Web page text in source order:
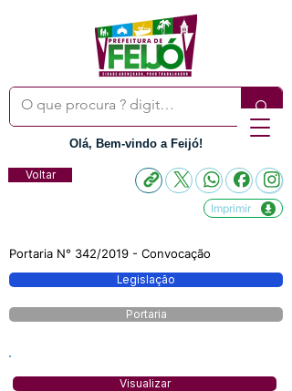
Olá, Bem-vindo a Feijó!
Voltar
Imprimir
Portaria N° 342/2019 - Convocação
Legislação
Portaria
Visualizar